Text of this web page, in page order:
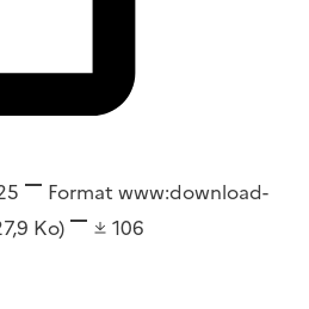
Format www:download-
Ko)
106